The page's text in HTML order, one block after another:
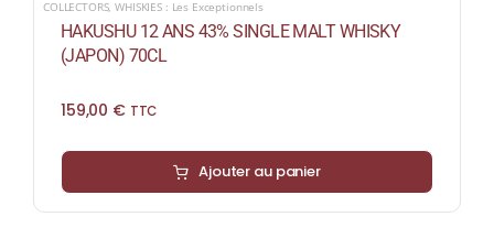
COLLECTORS,WHISKIES : Les Exceptionnels
HAKUSHU 12 ANS 43% SINGLE MALT WHISKY
(JAPON) 70CL
159,00 € TTC
Ajouter au panier